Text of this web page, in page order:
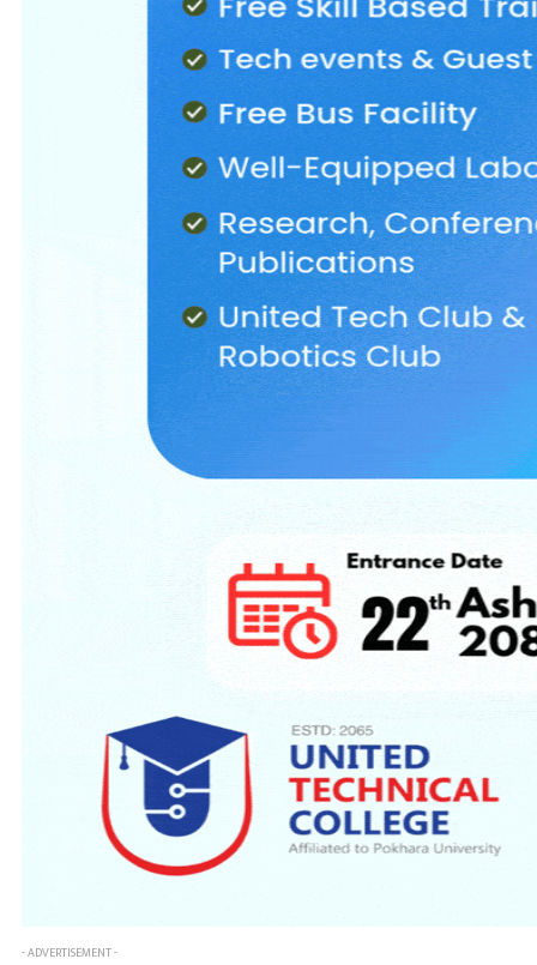
- ADVERTISEMENT -